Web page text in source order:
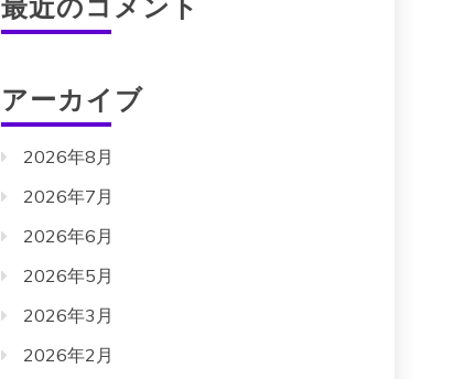
アーカイブ
2026年8月
2026年7月
2026年6月
2026年5月
2026年3月
2026年2月